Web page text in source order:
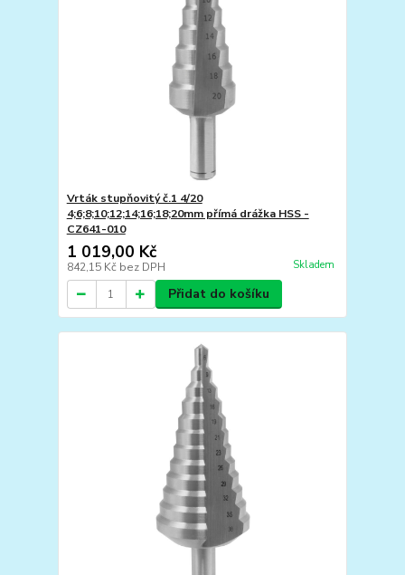
Vrták stupňovitý č.1 4/20
4;6;8;10;12;14;16;18;20mm přímá drážka HSS -
CZ641-010
1 019,00 Kč
842,15 Kč bez DPH Skladem
Přidat do košíku